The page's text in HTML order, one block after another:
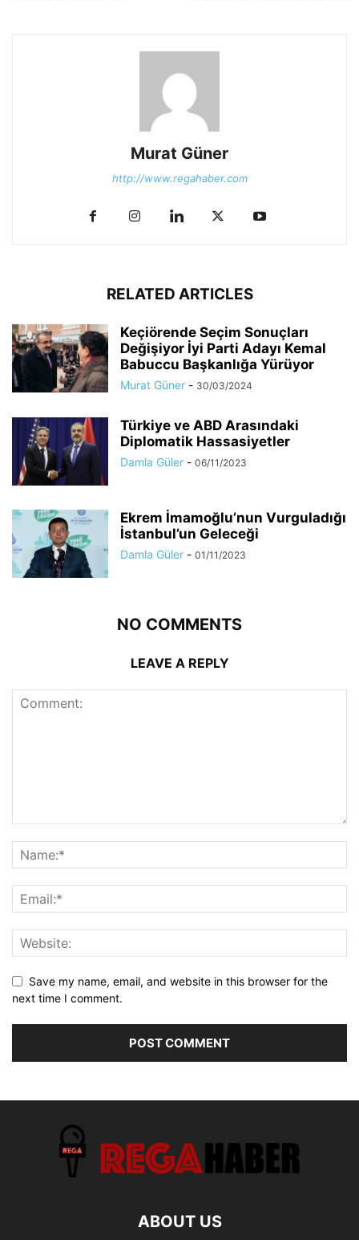
Murat Güner
http://www.regahaber.com
RELATED ARTICLES
Keçiörende Seçim Sonuçları
Değişiyor İyi Parti Adayı Kemal
Babuccu Başkanlığa Yürüyor
Murat Güner - 30/03/2024
Türkiye ve ABD Arasındaki
Diplomatik Hassasiyetler
Damla Güler - 06/11/2023
Ekrem İmamoğlu’nun Vurguladığı
İstanbul’un Geleceği
Damla Güler - 01/11/2023
NO COMMENTS
LEAVE A REPLY
Save my name, email, and website in this browser for the
next time I comment.
ABOUT US